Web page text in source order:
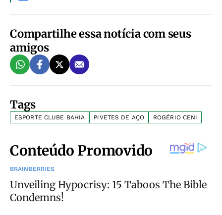
Compartilhe essa notícia com seus
amigos
Tags
ESPORTE CLUBE BAHIA PIVETES DE AÇO ROGÉRIO CENI